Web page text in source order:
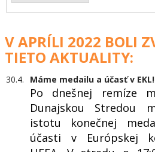
V APRÍLI 2022 BOLI
TIETO AKTUALITY:
30.4. Máme medailu a účasť v EKL!
Po dnešnej remíze
Dunajskou Stredou
istotu konečnej
účasti v Európskej